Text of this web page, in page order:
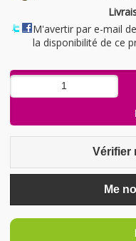
M'avertir par e-mail de
la disponibilité de ce
Vérifier
Me